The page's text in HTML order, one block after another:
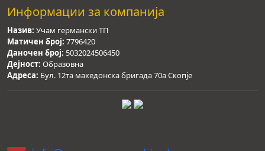
Информации за компанија
Назив: Учам германски ТП
Матичен број: 7796420
Даночен број: 5032024506450
Дејност: Образовна
Адреса: Бул. 12та македонска бригада 70а Скопје